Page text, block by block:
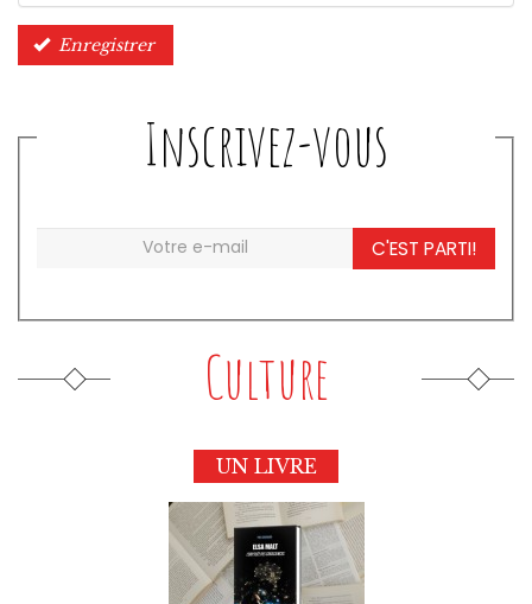
Enregistrer
Inscrivez-vous
C'EST PARTI!
Culture
UN LIVRE